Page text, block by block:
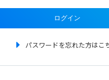
パスワードを忘れた方はこ